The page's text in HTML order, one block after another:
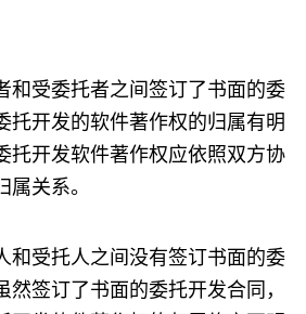
受委托者之间签订了书面的委
托开发的软件著作权的归属有明
托开发软件著作权应依照双方协
关系。
受托人之间没有签订书面的委
签订了书面的委托开发合同，